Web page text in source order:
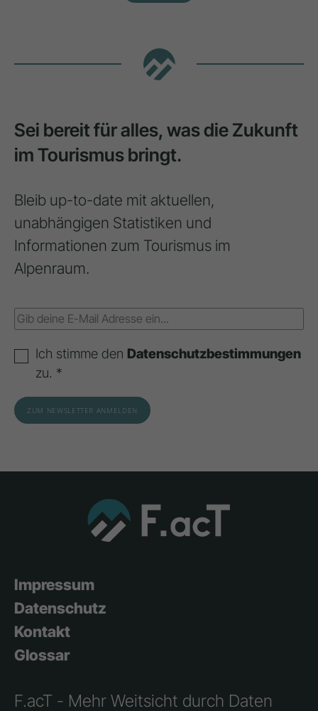
Sei bereit für alles, was die Zukunft
im Tourismus bringt.
Bleib up-to-date mit aktuellen,
unabhängigen Statistiken und
Informationen zum Tourismus im
Alpenraum.
Ich stimme den Datenschutzbestimmungen
zu. *
Impressum
Datenschutz
Kontakt
Glossar
F.acT - Mehr Weitsicht durch Daten